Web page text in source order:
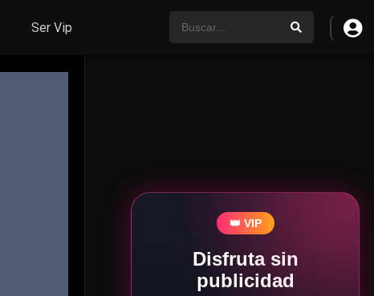
Ser Vip
👑 VIP
Disfruta sin
publicidad